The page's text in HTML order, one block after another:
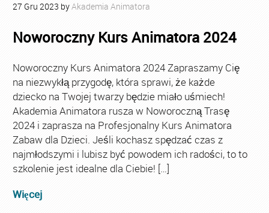
27 Gru 2023 byAkademia Animatora
Noworoczny Kurs Animatora 2024
Noworoczny Kurs Animatora 2024 Zapraszamy Cię
na niezwykłą przygodę, która sprawi, że każde
dziecko na Twojej twarzy będzie miało uśmiech!
Akademia Animatora rusza w Noworoczną Trasę
2024 i zaprasza na Profesjonalny Kurs Animatora
Zabaw dla Dzieci. Jeśli kochasz spędzać czas z
najmłodszymi i lubisz być powodem ich radości, to to
szkolenie jest idealne dla Ciebie! […]
Więcej